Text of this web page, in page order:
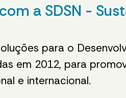
a SDSN -
para o
em 2012, para
e internacional.